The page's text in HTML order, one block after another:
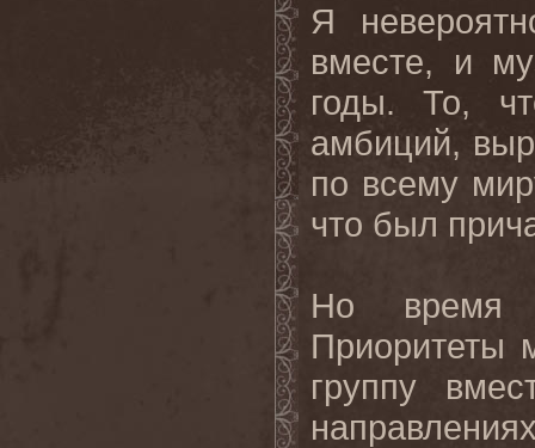
Я
вместе, и
годы. То,
амбиций,
по всему
что был
Но время
Приоритеты
группу